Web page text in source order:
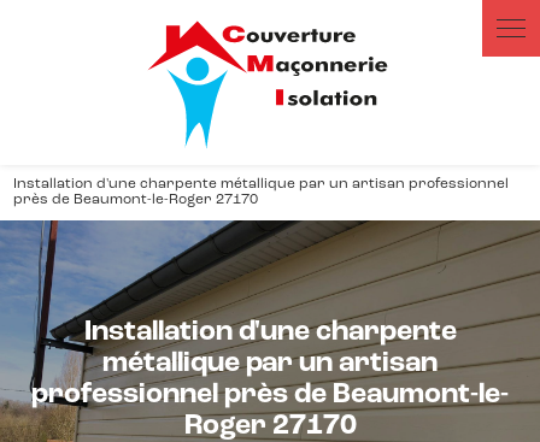
Installation d'une charpente métallique par un artisan professionnel
près de Beaumont-le-Roger 27170
Installation d'une charpente
métallique par un artisan
professionnel près de Beaumont-le-
Roger 27170